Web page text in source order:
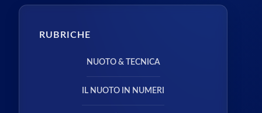
RUBRICHE
NUOTO & TECNICA
IL NUOTO IN NUMERI